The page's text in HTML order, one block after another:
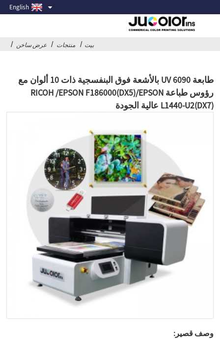
English
بيت منتجات عرض ساخن
طابعة UV 6090 بالأشعة فوق البنفسجية ذات 10 ألوان مع
رؤوس طباعة RICOH /EPSON F186000(DX5)/EPSON
L1440-U2(DX7) عالية الجودة
وصف قصير: